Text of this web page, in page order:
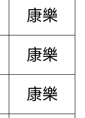
康樂
康樂
康樂